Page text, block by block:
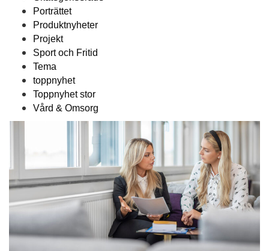
Porträttet
Produktnyheter
Projekt
Sport och Fritid
Tema
toppnyhet
Toppnyhet stor
Vård & Omsorg